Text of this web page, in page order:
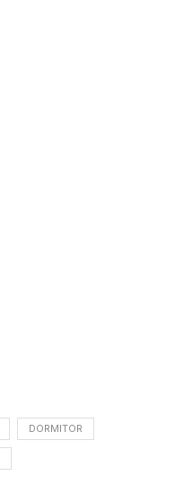
DORMITOR